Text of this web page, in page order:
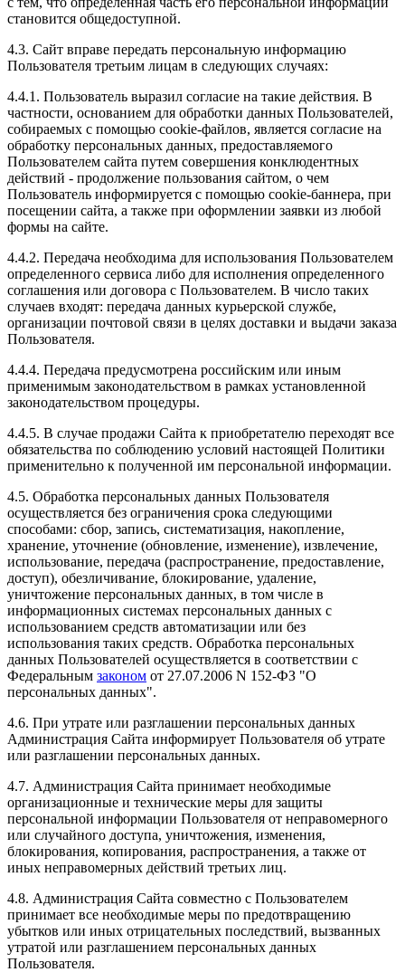
становится общедоступной.
4.3. Сайт вправе передать персональную информацию
Пользователя третьим лицам в следующих случаях:
4.4.1. Пользователь выразил согласие на такие действия. В
частности, основанием для обработки данных Пользователей,
собираемых с помощью cookie-файлов, является согласие на
обработку персональных данных, предоставляемого
Пользователем сайта путем совершения конклюдентных
действий - продолжение пользования сайтом, о чем
Пользователь информируется с помощью cookie-баннера, при
посещении сайта, а также при оформлении заявки из любой
формы на сайте.
4.4.2. Передача необходима для использования Пользователем
определенного сервиса либо для исполнения определенного
соглашения или договора с Пользователем. В число таких
случаев входят: передача данных курьерской службе,
организации почтовой связи в целях доставки и выдачи заказа
Пользователя.
4.4.4. Передача предусмотрена российским или иным
применимым законодательством в рамках установленной
законодательством процедуры.
4.4.5. В случае продажи Сайта к приобретателю переходят все
обязательства по соблюдению условий настоящей Политики
применительно к полученной им персональной информации.
4.5. Обработка персональных данных Пользователя
осуществляется без ограничения срока следующими
способами: сбор, запись, систематизация, накопление,
хранение, уточнение (обновление, изменение), извлечение,
использование, передача (распространение, предоставление,
доступ), обезличивание, блокирование, удаление,
уничтожение персональных данных, в том числе в
информационных системах персональных данных с
использованием средств автоматизации или без
использования таких средств. Обработка персональных
данных Пользователей осуществляется в соответствии с
Федеральным законом от 27.07.2006 N 152-ФЗ "О
персональных данных".
4.6. При утрате или разглашении персональных данных
Администрация Сайта информирует Пользователя об утрате
или разглашении персональных данных.
4.7. Администрация Сайта принимает необходимые
организационные и технические меры для защиты
персональной информации Пользователя от неправомерного
или случайного доступа, уничтожения, изменения,
блокирования, копирования, распространения, а также от
иных неправомерных действий третьих лиц.
4.8. Администрация Сайта совместно с Пользователем
принимает все необходимые меры по предотвращению
убытков или иных отрицательных последствий, вызванных
утратой или разглашением персональных данных
Пользователя.